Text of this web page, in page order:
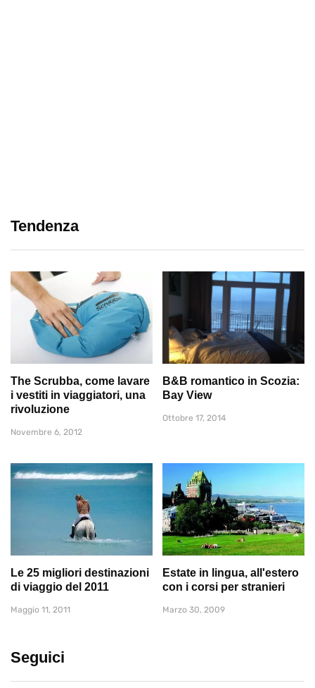
Tendenza
The Scrubba, come lavare
i vestiti in viaggiatori, una
rivoluzione
Novembre 6, 2012
B&B romantico in Scozia:
Bay View
Ottobre 17, 2014
Le 25 migliori destinazioni
di viaggio del 2011
Maggio 11, 2011
Estate in lingua, all'estero
con i corsi per stranieri
Marzo 30, 2009
Seguici